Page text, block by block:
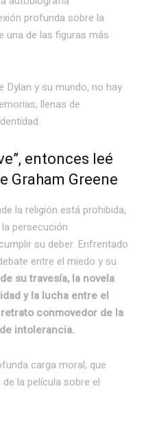
profunda sobre la
una de las figuras más
Dylan y su mundo, no hay
llenas de
entonces leé
Graham Greene
la religión está prohibida,
persecución
su deber. Enfrentado
entre el miedo y su
su travesía, la novela
y la lucha entre el
conmovedor de la
intolerancia.
carga moral, que
la película sobre el